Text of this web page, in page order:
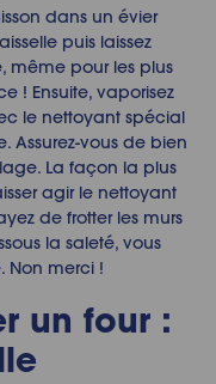
dans un évier
puis laissez
même pour les plus
! Ensuite, vaporisez
le nettoyant spécial
Assurez-vous de bien
La façon la plus
agir le nettoyant
de frotter les murs
la saleté, vous
Non merci !
un four :